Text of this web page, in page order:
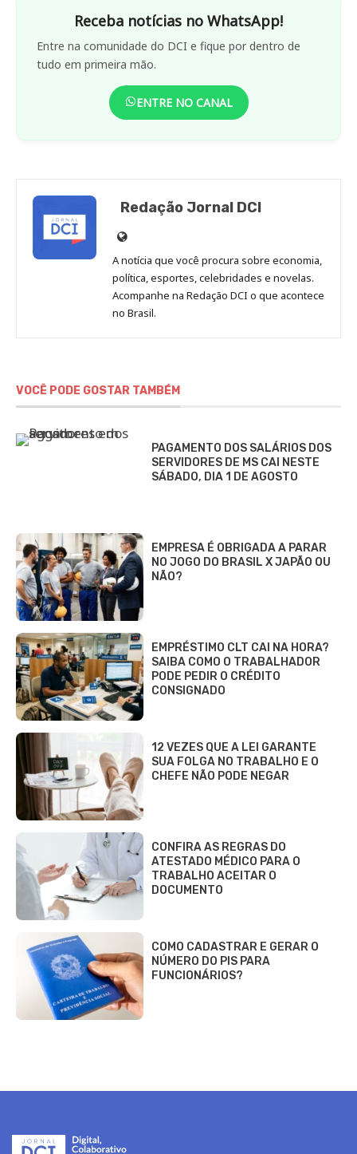
Receba notícias no WhatsApp!
Entre na comunidade do DCI e fique por dentro de
tudo em primeira mão.
ENTRE NO CANAL
Redação Jornal DCI
Site
de
Redação
Jornal
DCI
A notícia que você procura sobre economia,
política, esportes, celebridades e novelas.
Acompanhe na Redação DCI o que acontece
no Brasil.
VOCÊ PODE GOSTAR TAMBÉM
PAGAMENTO DOS SALÁRIOS DOS
SERVIDORES DE MS CAI NESTE
SÁBADO, DIA 1 DE AGOSTO
EMPRESA É OBRIGADA A PARAR
NO JOGO DO BRASIL X JAPÃO OU
NÃO?
EMPRÉSTIMO CLT CAI NA HORA?
SAIBA COMO O TRABALHADOR
PODE PEDIR O CRÉDITO
CONSIGNADO
12 VEZES QUE A LEI GARANTE
SUA FOLGA NO TRABALHO E O
CHEFE NÃO PODE NEGAR
CONFIRA AS REGRAS DO
ATESTADO MÉDICO PARA O
TRABALHO ACEITAR O
DOCUMENTO
COMO CADASTRAR E GERAR O
NÚMERO DO PIS PARA
FUNCIONÁRIOS?